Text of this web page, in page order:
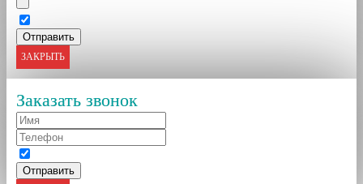
ЗАКРЫТЬ
Заказать звонок